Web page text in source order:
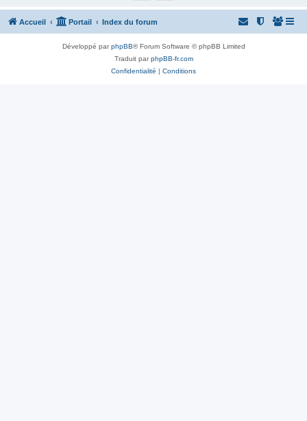
Accueil Portail Index du forum
Développé parphpBB® Forum Software © phpBB Limited
Traduit parphpBB-fr.com
Confidentialité | Conditions